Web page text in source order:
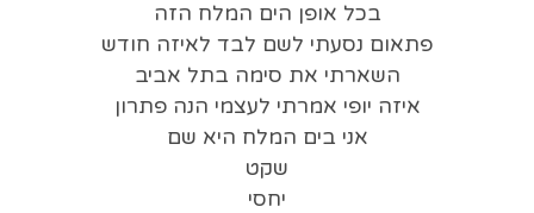
בכל אופן הים המלח הזה
פתאום נסעתי לשם לבד לאיזה חודש
השארתי את סימה בתל אביב
איזה יופי אמרתי לעצמי הנה פתרון
אני בים המלח היא שם
שקט
יחסי